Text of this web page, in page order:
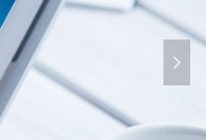
넲